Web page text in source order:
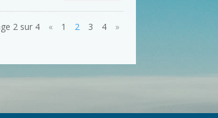
2 sur 4 « 1 2 3 4 »